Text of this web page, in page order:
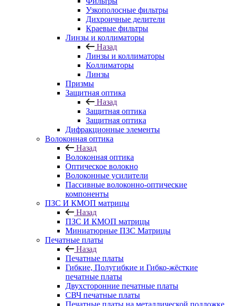
Узкополосные фильтры
Дихроичные делители
Краевые фильтры
Линзы и коллиматоры
Назад
Линзы и коллиматоры
Коллиматоры
Линзы
Призмы
Защитная оптика
Назад
Защитная оптика
Защитная оптика
Дифракционные элементы
Волоконная оптика
Назад
Волоконная оптика
Оптическое волокно
Волоконные усилители
Пассивные волоконно-оптические
компоненты
ПЗС И КМОП матрицы
Назад
ПЗС И КМОП матрицы
Миниатюрные ПЗС Матрицы
Печатные платы
Назад
Печатные платы
Гибкие, Полугибкие и Гибко-жёсткие
печатные платы
Двухсторонние печатные платы
СВЧ печатные платы
Печатные платы на металлической подложке